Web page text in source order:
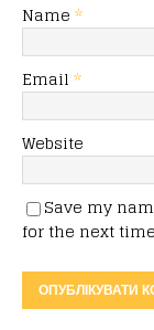
Name *
Email *
Website
Save my
for the next